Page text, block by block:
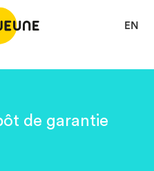
EN
de garantie